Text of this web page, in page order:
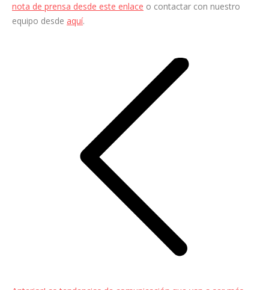
nota de prensa desde este enlace o contactar con nuestro
equipo desde aquí.